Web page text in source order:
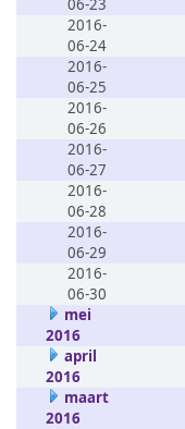
06-23
2016-
06-24
2016-
06-25
2016-
06-26
2016-
06-27
2016-
06-28
2016-
06-29
2016-
06-30
mei
2016
april
2016
maart
2016